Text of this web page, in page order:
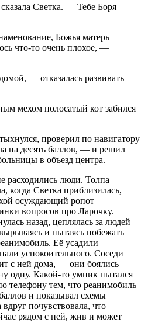
Светка. — Тебе Боря
Божья матерь
что-то очень плохое, —
— отказалась развивать
мехом полосатый кот забился
проверил по навигатору
на десять баллов, — и решил
в объезд центра.
расходились люди. Толпа
когда Светка приблизилась,
осуждающий ропот
вопросов про Ларочку.
назад, цеплялась за людей
и пытаясь побежать
Её усадили
успокоительного. Соседи
с ней дома, — они боялись
одну. Какой-то умник пытался
телефону тем, что реанимобиль
и показывал схемы
почувствовала, что
рядом с ней, жив и может